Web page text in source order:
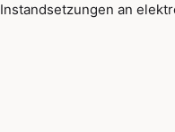
Instandsetzungen an